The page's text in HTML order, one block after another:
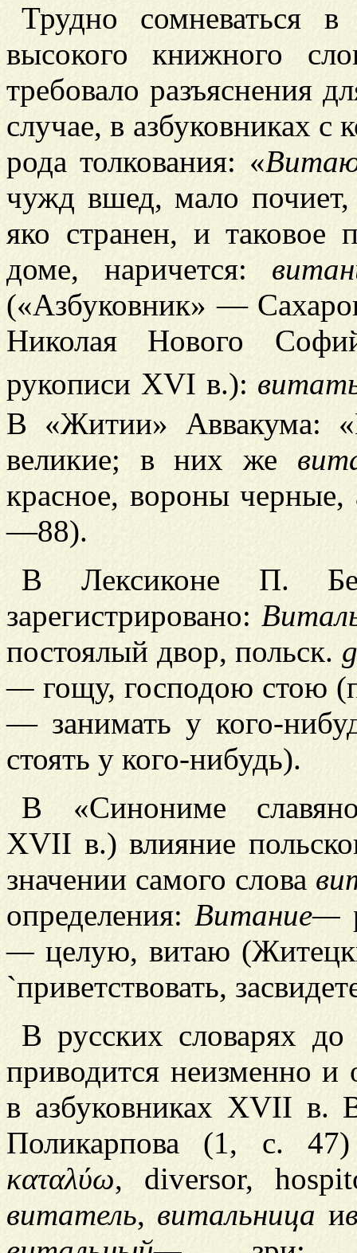
Трудно сомневаться
высокого книжного
требовало разъяснения
случае, в азбуковниках с
рода толкования: «
чужд вшед, мало почиет,
яко странен, и таковое
доме, наричется:
(«Азбуковник» —
Николая Нового
рукописи XVI в.):
В «Житии» Аввакума:
великие; в них же
красное, вороны
—88).
В Лексиконе П.
зарегистрировано:
постоялый двор, польск.
— гощу, господою стою
— занимать у кого-
стоять у кого-нибудь).
В «Синониме
XVII в.) влияние
значении самого слова
определения: Витание—
— целую, витаю
`приветствовать,
В русских словарях
приводится неизменно и
в азбуковниках XVII в.
Поликарпова (1, с.
καταλύω, diversor,
витатель, витальница и